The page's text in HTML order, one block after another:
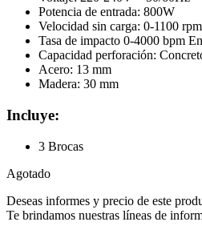
Potencia de entrada: 800W
Velocidad sin carga: 0-1100 rpm
Tasa de impacto 0-4000 bpm
Capacidad perforación:
Acero: 13 mm
Madera: 30 mm
Incluye:
3 Brocas
Agotado
Deseas informes y precio de este
Te brindamos nuestras líneas de